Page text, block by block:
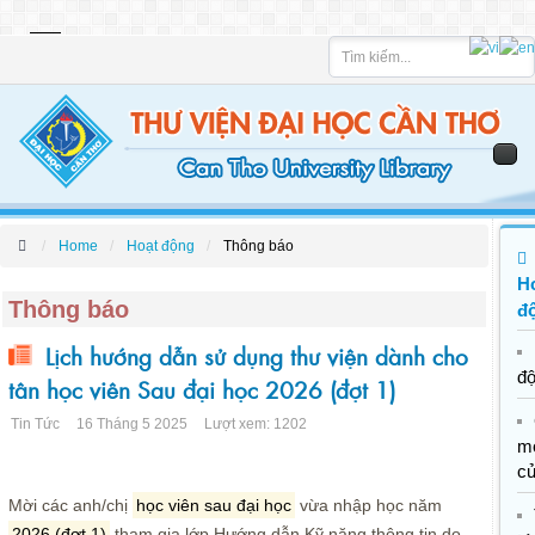
Home Hoạt động Thông báo
Thông báo
Lịch hướng dẫn sử dụng thư viện dành cho
tân học viên Sau đại học 2026 (đợt 1)
Tin Tức 16 Tháng 5 2025 Lượt xem: 1202
Mời các anh/chị học viên sau đại học vừa nhập học năm